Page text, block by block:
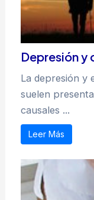
Depresión y
La depresión y
suelen
causales ...
Leer Más